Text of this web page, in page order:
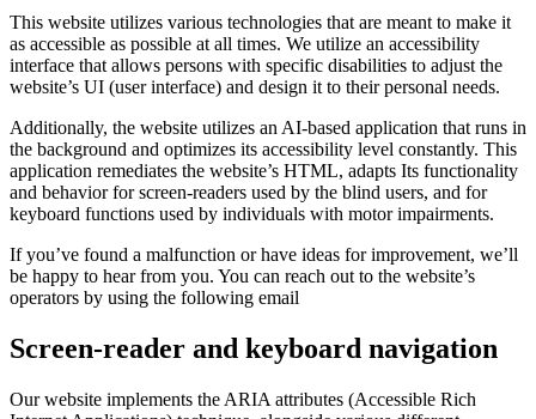
This website utilizes various technologies that are meant to make it
as accessible as possible at all times. We utilize an accessibility
interface that allows persons with specific disabilities to adjust the
website’s UI (user interface) and design it to their personal needs.
Additionally, the website utilizes an AI-based application that runs in
the background and optimizes its accessibility level constantly. This
application remediates the website’s HTML, adapts Its functionality
and behavior for screen-readers used by the blind users, and for
keyboard functions used by individuals with motor impairments.
If you’ve found a malfunction or have ideas for improvement, we’ll
be happy to hear from you. You can reach out to the website’s
operators by using the following email
Screen-reader and keyboard navigation
Our website implements the ARIA attributes (Accessible Rich